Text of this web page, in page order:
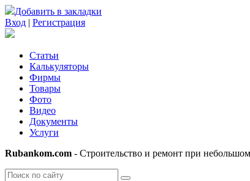
Добавить в закладки
Вход | Регистрация
Статьи
Калькуляторы
Фирмы
Товары
Фото
Видео
Документы
Услуги
Rubankom.com - Строительство и ремонт при